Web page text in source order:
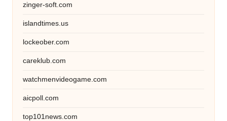
zinger-soft.com
islandtimes.us
lockeober.com
careklub.com
watchmenvideogame.com
aicpoll.com
top101news.com